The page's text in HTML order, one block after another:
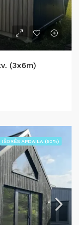
(3x6m)
IŠORĖS APDAILA (50%)